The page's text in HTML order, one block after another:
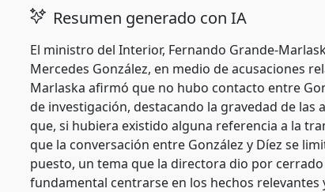
Resumen generado con IA
El ministro del Interior, Fernando Grande-
Mercedes González, en medio de acusaciones
Marlaska afirmó que no hubo contacto entre
de investigación, destacando la gravedad de
que, si hubiera existido alguna referencia a la
que la conversación entre González y Díez se
puesto, un tema que la directora dio por
fundamental centrarse en los hechos